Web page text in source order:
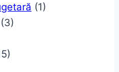
(1)
(3)